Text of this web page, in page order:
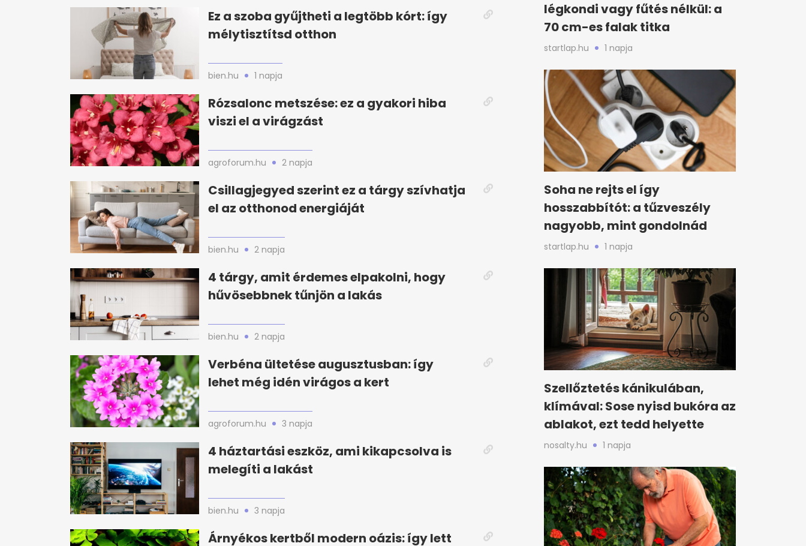
Ez a szoba gyűjtheti a legtöbb kórt: így
mélytisztítsd otthon
bien.hu 1 napja
Rózsalonc metszése: ez a gyakori hiba
viszi el a virágzást
agroforum.hu 2 napja
Csillagjegyed szerint ez a tárgy szívhatja
el az otthonod energiáját
bien.hu 2 napja
4 tárgy, amit érdemes elpakolni, hogy
hűvösebbnek tűnjön a lakás
bien.hu 2 napja
Verbéna ültetése augusztusban: így
lehet még idén virágos a kert
agroforum.hu 3 napja
4 háztartási eszköz, ami kikapcsolva is
melegíti a lakást
bien.hu 3 napja
Árnyékos kertből modern oázis: így lett
légkondi vagy fűtés nélkül: a
70 cm-es falak titka
startlap.hu 1 napja
Soha ne rejts el így
hosszabbítót: a tűzveszély
nagyobb, mint gondolnád
startlap.hu 1 napja
Szellőztetés kánikulában,
klímával: Sose nyisd bukóra az
ablakot, ezt tedd helyette
nosalty.hu 1 napja